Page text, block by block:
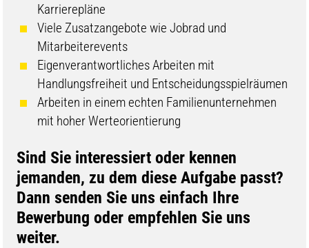
Karrierepläne
Viele Zusatzangebote wie Jobrad und
Mitarbeiterevents
Eigenverantwortliches Arbeiten mit
Handlungsfreiheit und Entscheidungsspielräumen
Arbeiten in einem echten Familienunternehmen
mit hoher Werteorientierung
Sind Sie interessiert oder kennen
jemanden, zu dem diese Aufgabe passt?
Dann senden Sie uns einfach Ihre
Bewerbung oder empfehlen Sie uns
weiter.